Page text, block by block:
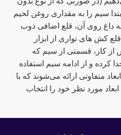
سیم را به مقداری روغن لحیم
داغ روی آن، قلع اضافی ذوب
کش های نواری از ابزار
کار، قسمتی از سیم که
کرده و از ادامه سیم استفاده
متفاوتی ارائه می‌شوند که با
مورد نظر خود را انتخاب